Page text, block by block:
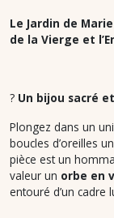
Le Jardin de
de la Vierge et
? Un bijou sacré
Plongez dans un
boucles d’oreilles
pièce est un
valeur un orbe en
entouré d’un cadre